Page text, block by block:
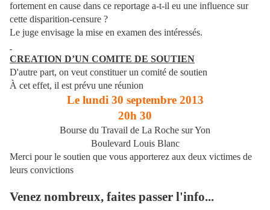
fortement en cause dans ce reportage a-t-il eu une influence sur
cette disparition-censure ?
Le juge envisage la mise en examen des intéressés.
CREATION D’UN COMITE DE SOUTIEN
D'autre part, on veut constituer un comité de soutien
À cet effet, il est prévu une réunion
Le lundi 30 septembre 2013
20h 30
Bourse du Travail de La Roche sur Yon
Boulevard Louis Blanc
Merci pour le soutien que vous apporterez aux deux victimes de
leurs convictions
Venez nombreux, faites passer l'info...